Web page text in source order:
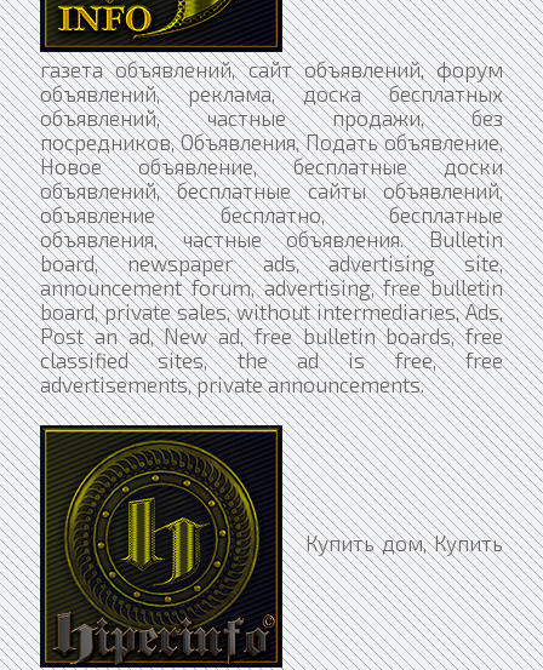
газета объявлений, сайт объявлений, форум
объявлений, реклама, доска бесплатных
объявлений, частные продажи, без
посредников, Объявления, Подать объявление,
Новое объявление, бесплатные доски
объявлений, бесплатные сайты объявлений,
объявление бесплатно, бесплатные
объявления, частные объявления. Bulletin
board, newspaper ads, advertising site,
announcement forum, advertising, free bulletin
board, private sales, without intermediaries, Ads,
Post an ad, New ad, free bulletin boards, free
classified sites, the ad is free, free
advertisements, private announcements.
Купить дом, Купить